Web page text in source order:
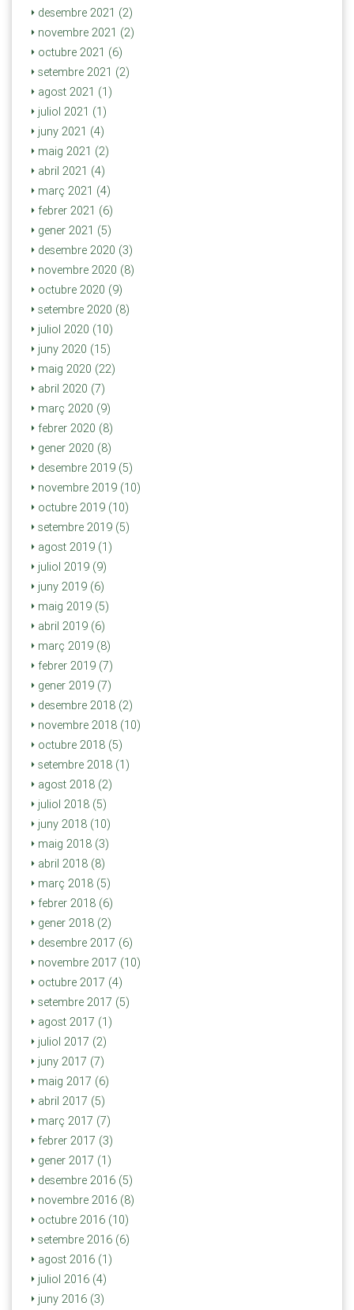
desembre 2021 (2)
novembre 2021 (2)
octubre 2021 (6)
setembre 2021 (2)
agost 2021 (1)
juliol 2021 (1)
juny 2021 (4)
maig 2021 (2)
abril 2021 (4)
març 2021 (4)
febrer 2021 (6)
gener 2021 (5)
desembre 2020 (3)
novembre 2020 (8)
octubre 2020 (9)
setembre 2020 (8)
juliol 2020 (10)
juny 2020 (15)
maig 2020 (22)
abril 2020 (7)
març 2020 (9)
febrer 2020 (8)
gener 2020 (8)
desembre 2019 (5)
novembre 2019 (10)
octubre 2019 (10)
setembre 2019 (5)
agost 2019 (1)
juliol 2019 (9)
juny 2019 (6)
maig 2019 (5)
abril 2019 (6)
març 2019 (8)
febrer 2019 (7)
gener 2019 (7)
desembre 2018 (2)
novembre 2018 (10)
octubre 2018 (5)
setembre 2018 (1)
agost 2018 (2)
juliol 2018 (5)
juny 2018 (10)
maig 2018 (3)
abril 2018 (8)
març 2018 (5)
febrer 2018 (6)
gener 2018 (2)
desembre 2017 (6)
novembre 2017 (10)
octubre 2017 (4)
setembre 2017 (5)
agost 2017 (1)
juliol 2017 (2)
juny 2017 (7)
maig 2017 (6)
abril 2017 (5)
març 2017 (7)
febrer 2017 (3)
gener 2017 (1)
desembre 2016 (5)
novembre 2016 (8)
octubre 2016 (10)
setembre 2016 (6)
agost 2016 (1)
juliol 2016 (4)
juny 2016 (3)